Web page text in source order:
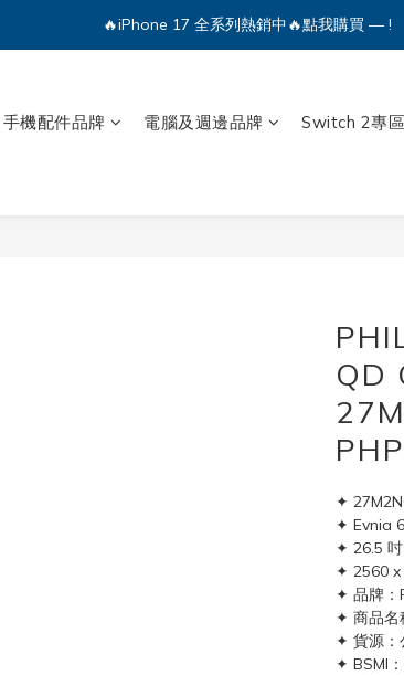
🔥iPhone 17 全系列熱銷中🔥點我購買 — !
💕加入Q哥 Line 新好友領優惠券！🎫
手機配件品牌 電腦及週邊品牌 Switch 2專區
QD
✦
✦ Evnia
✦ 26.5
✦ 2560 x
✦ 品牌：
✦ 商品名
✦ 貨源：
✦ BSMI